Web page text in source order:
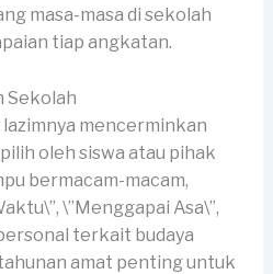
masa-masa di sekolah
tiap angkatan.
Sekolah
mencerminkan
oleh siswa atau pihak
bermacam-macam,
\”Menggapai Asa\”,
terkait budaya
amat penting untuk